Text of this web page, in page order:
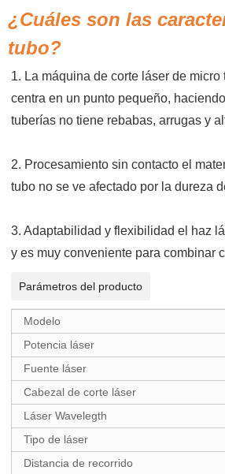
¿Cuáles son las
tubo?
1. La máquina de corte láser de
centra en un punto pequeño,
tuberías no tiene rebabas, arrugas y
2. Procesamiento sin contacto el
tubo no se ve afectado por la dureza
3. Adaptabilidad y flexibilidad el haz
y es muy conveniente para combinar
Parámetros del producto
Modelo
Potencia láser
Fuente láser
Cabezal de corte láser
Láser Wavelegth
Tipo de láser
Distancia de recorrido